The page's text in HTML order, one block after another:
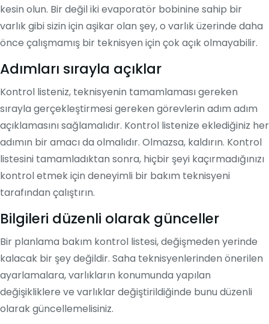
kesin olun. Bir değil iki evaporatör bobinine sahip bir
varlık gibi sizin için aşikar olan şey, o varlık üzerinde daha
önce çalışmamış bir teknisyen için çok açık olmayabilir.
Adımları sırayla açıklar
Kontrol listeniz, teknisyenin tamamlaması gereken
sırayla gerçekleştirmesi gereken görevlerin adım adım
açıklamasını sağlamalıdır. Kontrol listenize eklediğiniz her
adımın bir amacı da olmalıdır. Olmazsa, kaldırın. Kontrol
listesini tamamladıktan sonra, hiçbir şeyi kaçırmadığınızı
kontrol etmek için deneyimli bir bakım teknisyeni
tarafından çalıştırın.
Bilgileri düzenli olarak günceller
Bir planlama bakım kontrol listesi, değişmeden yerinde
kalacak bir şey değildir. Saha teknisyenlerinden önerilen
ayarlamalara, varlıkların konumunda yapılan
değişikliklere ve varlıklar değiştirildiğinde bunu düzenli
olarak güncellemelisiniz.